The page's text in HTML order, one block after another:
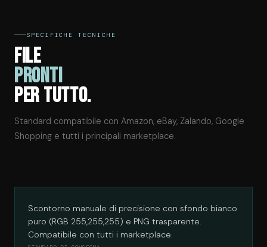
SPECIFICHE TECNICHE
FILE
PRONTI
PER TUTTO.
Standard compatibile con Amazon, eBay, Zalando, Google
Shopping e tutti i principali marketplace.
Scontorno manuale di precisione con sfondo bianco
puro (RGB 255,255,255) e PNG trasparente.
Compatibile con tutti i marketplace.